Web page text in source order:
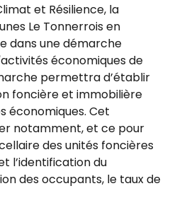
et Résilience, la
Le Tonnerrois en
dans une démarche
économiques de
permettra d’établir
foncière et immobilière
économiques. Cet
notamment, et ce pour
des unités foncières
l’identification du
des occupants, le taux de